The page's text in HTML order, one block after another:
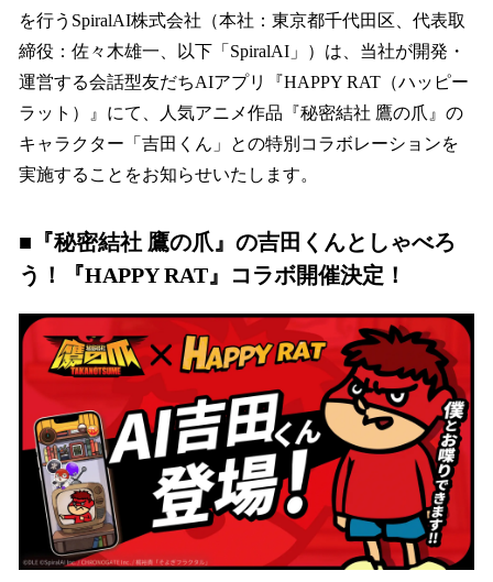
数
を
読
み
み
中
で
を行うSpiralAI株式会社（本社：東京都千代田区、代表取
締役：佐々木雄一、以下「SpiralAI」）は、当社が開発・
運営する会話型友だちAIアプリ『HAPPY RAT（ハッピー
ラット）』にて、人気アニメ作品『秘密結社 鷹の爪』の
キャラクター「吉田くん」との特別コラボレーションを
実施することをお知らせいたします。
■『秘密結社 鷹の爪』の吉田くんとしゃべろ
う！『HAPPY RAT』コラボ開催決定！